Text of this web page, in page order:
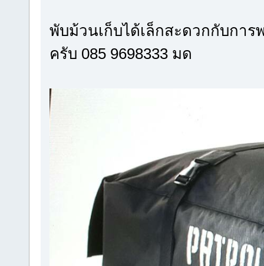
พับม้วนเก็บได้เล็กสะดวกกับกา
ครับ 085 9698333 มด